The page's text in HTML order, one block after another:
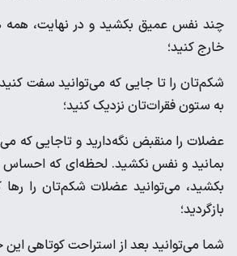
چند نفس عمیق بکشید و در نهایت، همه
خارج کنید؛
شکم‌تان را تا جایی که می‌توانید سفت
به ستون فقرات‌تان نزدیک کنید؛
عضلات را منقبض نگه‌دارید و تاجایی که
بمانید و نفس نکشید. لحظه‌ای که احساس
بکشید، می‌توانید عضلات شکم‌تان را رها
بازگردید؛
شما می‌توانید بعد از استراحت کوتاهی